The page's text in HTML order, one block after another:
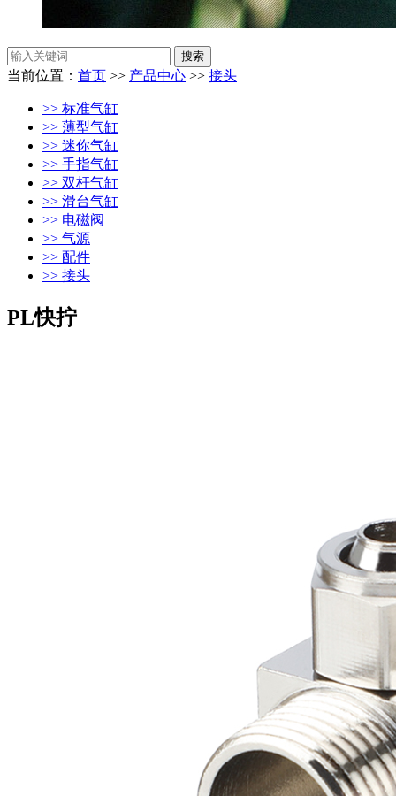
当前位置： 首页 >> 产品中心 >> 接头
>> 标准气缸
>> 薄型气缸
>> 迷你气缸
>> 手指气缸
>> 双杆气缸
>> 滑台气缸
>> 电磁阀
>> 气源
>> 配件
>> 接头
PL快拧